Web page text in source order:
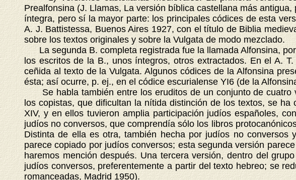
Prealfonsina (J. Llamas, La versión bíblica castellana más
íntegra, pero sí la mayor parte: los principales códices de esta
A. J. Battistessa, Buenos Aires 1927, con el título de Biblia
sobre los textos originales y sobre la Vulgata de modo mezclado.
La segunda B. completa registrada fue la llamada Alfonsina,
los escritos de la B., unos íntegros, otros extractados. En el A.
ceñida al texto de la Vulgata. Algunos códices de la Alfonsina
ésta; así ocurre, p. ej., en el códice escurialense YI6 (de la
Se habla también entre los eruditos de un conjunto de cuatro
los copistas, que dificultan la nítida distinción de los textos, se
XIV, y en ellos tuvieron amplia participación judíos españoles,
judíos no conversos, que comprendía sólo los libros
Distinta de ella es otra, también hecha por judíos no
parece copiado por judíos conversos; esta segunda versión
haremos mención después. Una tercera versión, dentro del
judíos conversos, preferentemente a partir del texto hebreo; se
romanceadas, Madrid 1950).